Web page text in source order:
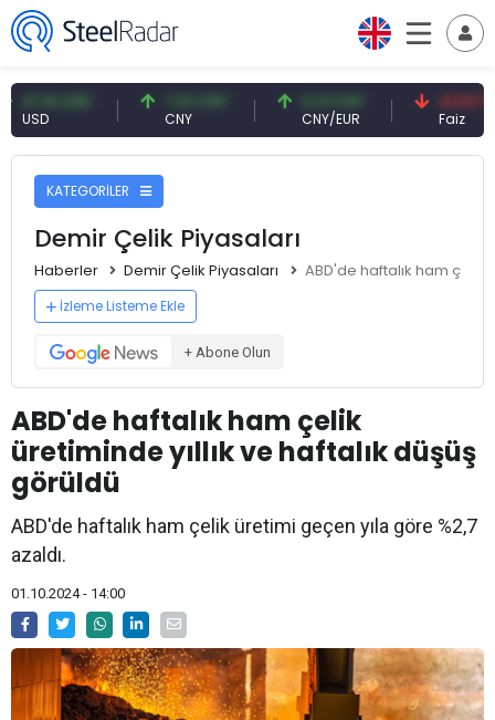
USD 7,10 CNY 0,13 CNY
CNY/EUR
41,53 TRY
KATEGORİLER
Demir Çelik Piyasaları
Haberler Demir Çelik Piyasaları ABD'de haftalık ham çelik
İzleme Listeme Ekle
+ Abone Olun
ABD'de haftalık ham çelik
üretiminde yıllık ve haftalık düşüş
görüldü
ABD'de haftalık ham çelik üretimi geçen yıla göre %2,7
azaldı.
01.10.2024 - 14:00